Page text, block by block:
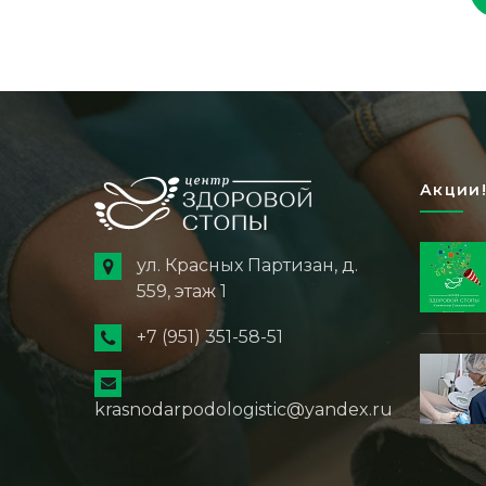
ул. Красных Партизан, д.
559, этаж 1
+7 (951) 351-58-51
krasnodarpodologistic@yandex.ru